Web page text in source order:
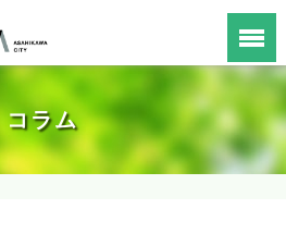
コラム